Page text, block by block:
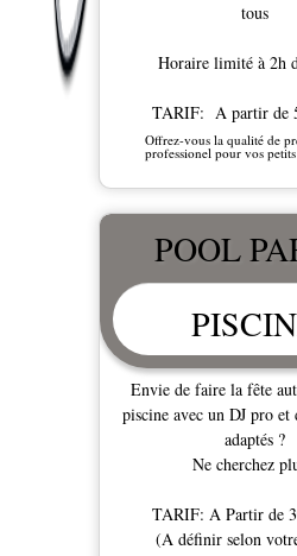
tous
Horaire limité à 2h
TARIF: A partir de
Offrez-vous la qualité de
professionel pour vos
POOL
Envie de faire la fête
piscine avec un DJ pro et
adaptés ?
Ne cherchez
TARIF: A Partir de
(A définir selon